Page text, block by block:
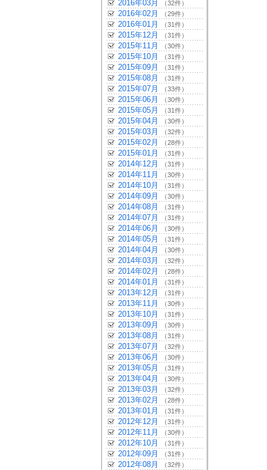
2016年03月 （32件）
2016年02月 （29件）
2016年01月 （31件）
2015年12月 （31件）
2015年11月 （30件）
2015年10月 （31件）
2015年09月 （31件）
2015年08月 （31件）
2015年07月 （33件）
2015年06月 （30件）
2015年05月 （31件）
2015年04月 （30件）
2015年03月 （32件）
2015年02月 （28件）
2015年01月 （31件）
2014年12月 （31件）
2014年11月 （30件）
2014年10月 （31件）
2014年09月 （30件）
2014年08月 （31件）
2014年07月 （31件）
2014年06月 （30件）
2014年05月 （31件）
2014年04月 （30件）
2014年03月 （32件）
2014年02月 （28件）
2014年01月 （31件）
2013年12月 （31件）
2013年11月 （30件）
2013年10月 （31件）
2013年09月 （30件）
2013年08月 （31件）
2013年07月 （32件）
2013年06月 （30件）
2013年05月 （31件）
2013年04月 （30件）
2013年03月 （32件）
2013年02月 （28件）
2013年01月 （31件）
2012年12月 （31件）
2012年11月 （30件）
2012年10月 （31件）
2012年09月 （31件）
2012年08月 （32件）